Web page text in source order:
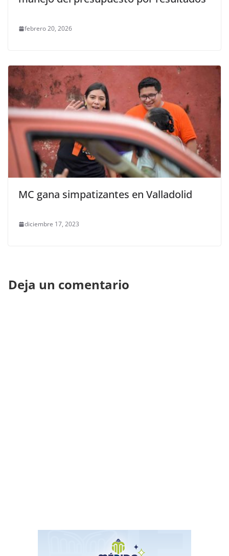
febrero 20, 2026
MC gana simpatizantes en Valladolid
diciembre 17, 2023
Deja un comentario